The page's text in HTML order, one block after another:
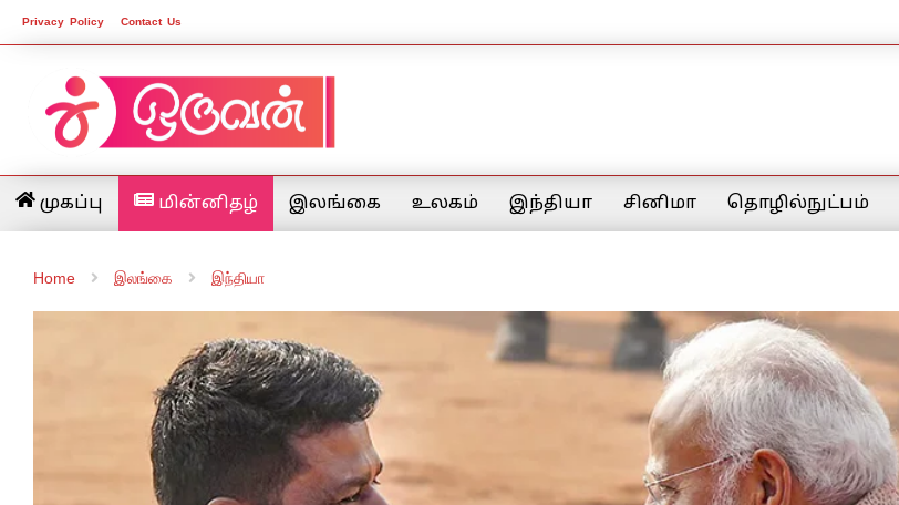
Privacy Policy Contact Us
முகப்பு மின்னிதழ் இலங்கை உலகம் இந்தியா சினிமா தொழில்நுட்பம்
Home இலங்கை இந்தியா